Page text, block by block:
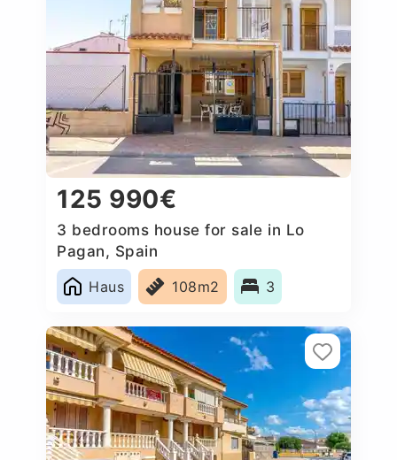
125 990€
3 bedrooms house for sale in Lo
Pagan, Spain
Haus
108m2 3